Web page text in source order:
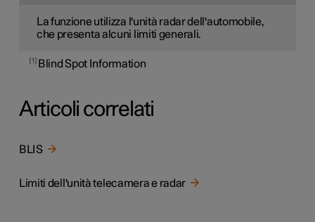
La funzione utilizza l'unità radar dell'automobile,
che presenta alcuni limiti generali.
1 Blind Spot Information
Articoli correlati
BLIS
Limiti dell'unità telecamera e radar